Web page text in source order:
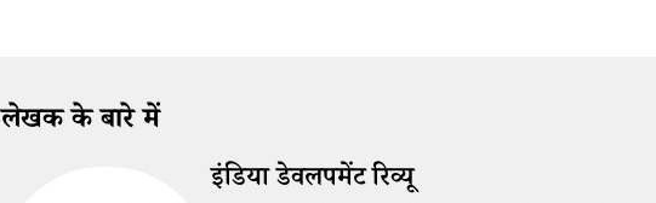
लेखक के बारे में
इंडिया डेवलपमेंट रिव्यू